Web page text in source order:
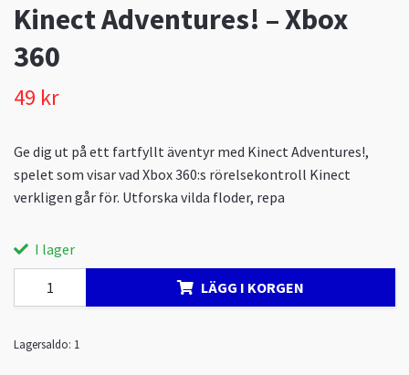
Kinect Adventures! – Xbox
360
49 kr
Ge dig ut på ett fartfyllt äventyr med Kinect Adventures!,
spelet som visar vad Xbox 360:s rörelsekontroll Kinect
verkligen går för. Utforska vilda floder, repa
I lager
LÄGG I KORGEN
Lagersaldo: 1